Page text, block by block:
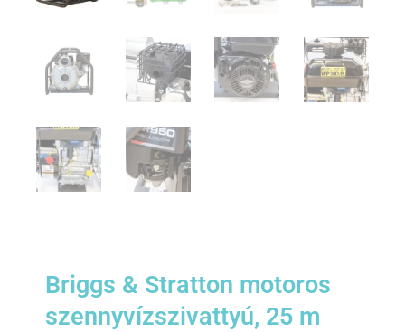
Briggs & Stratton motoros
szennyvízszivattyú, 25 m